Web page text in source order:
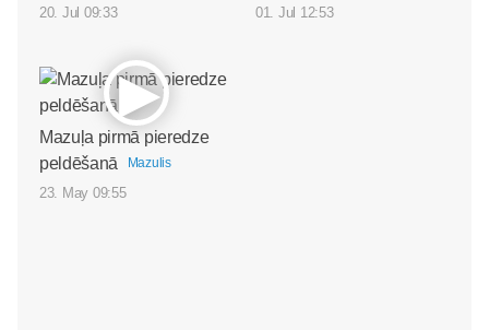
20. Jul 09:33 01. Jul 12:53
Mazuļa pirmā pieredze
peldēšanā
Mazulis
23. May 09:55